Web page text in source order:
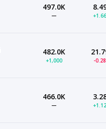
497.0K
—
482.0K
+1,000 -
466.0K
—